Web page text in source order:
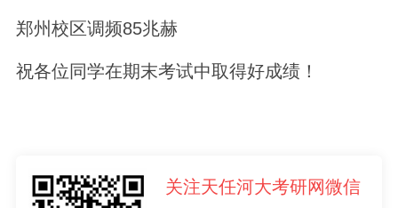
郑州校区调频85兆赫
祝各位同学在期末考试中取得好成绩！
关注天任河大考研网微信